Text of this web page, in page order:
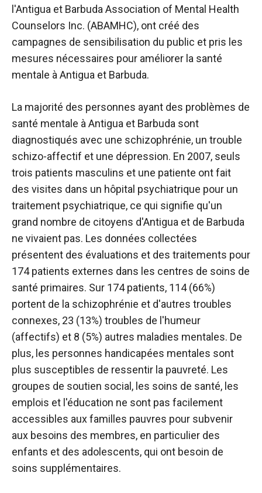
l'Antigua et Barbuda Association of Mental Health
Counselors Inc. (ABAMHC), ont créé des
campagnes de sensibilisation du public et pris les
mesures nécessaires pour améliorer la santé
mentale à Antigua et Barbuda.
La majorité des personnes ayant des problèmes de
santé mentale à Antigua et Barbuda sont
diagnostiqués avec une schizophrénie, un trouble
schizo-affectif et une dépression. En 2007, seuls
trois patients masculins et une patiente ont fait
des visites dans un hôpital psychiatrique pour un
traitement psychiatrique, ce qui signifie qu'un
grand nombre de citoyens d'Antigua et de Barbuda
ne vivaient pas. Les données collectées
présentent des évaluations et des traitements pour
174 patients externes dans les centres de soins de
santé primaires. Sur 174 patients, 114 (66%)
portent de la schizophrénie et d'autres troubles
connexes, 23 (13%) troubles de l'humeur
(affectifs) et 8 (5%) autres maladies mentales. De
plus, les personnes handicapées mentales sont
plus susceptibles de ressentir la pauvreté. Les
groupes de soutien social, les soins de santé, les
emplois et l'éducation ne sont pas facilement
accessibles aux familles pauvres pour subvenir
aux besoins des membres, en particulier des
enfants et des adolescents, qui ont besoin de
soins supplémentaires.